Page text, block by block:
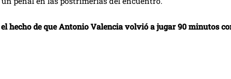
hecho de que Antonio Valencia volvió a jugar 90 minutos